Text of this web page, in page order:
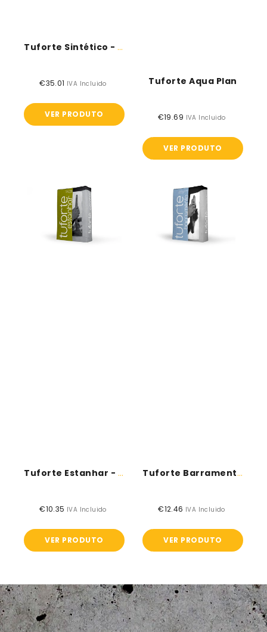
Tuforte Sintético - 25Kg
Preço
€35.01 IVA Incluido
VER PRODUTO
Tuforte Aqua Plan
Preço
€19.69 IVA Incluido
VER PRODUTO
Estanhar
-
Topeca
Tuforte Estanhar - Topeca
Preço
€10.35 IVA Incluido
VER PRODUTO
Barramento
-
Topeca
Tuforte Barramento - Topeca
Preço
€12.46 IVA Incluido
VER PRODUTO